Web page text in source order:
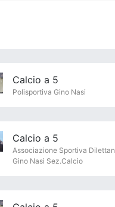
Calcio a 5
Polisportiva Gino Nasi
Calcio a 5
Associazione Sportiva
Gino Nasi Sez.Calcio